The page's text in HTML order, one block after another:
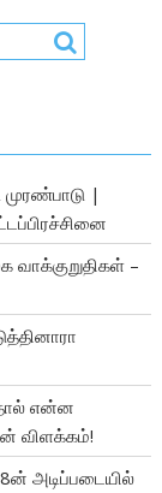
|
வாக்குறுதிகள் –
என்ன
விளக்கம்!
அடிப்படையில்